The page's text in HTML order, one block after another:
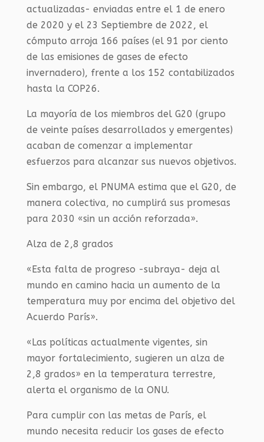
actualizadas- enviadas entre el 1 de enero
de 2020 y el 23 Septiembre de 2022, el
cómputo arroja 166 países (el 91 por ciento
de las emisiones de gases de efecto
invernadero), frente a los 152 contabilizados
hasta la COP26.
La mayoría de los miembros del G20 (grupo
de veinte países desarrollados y emergentes)
acaban de comenzar a implementar
esfuerzos para alcanzar sus nuevos objetivos.
Sin embargo, el PNUMA estima que el G20, de
manera colectiva, no cumplirá sus promesas
para 2030 «sin un acción reforzada».
Alza de 2,8 grados
«Esta falta de progreso -subraya- deja al
mundo en camino hacia un aumento de la
temperatura muy por encima del objetivo del
Acuerdo París».
«Las políticas actualmente vigentes, sin
mayor fortalecimiento, sugieren un alza de
2,8 grados» en la temperatura terrestre,
alerta el organismo de la ONU.
Para cumplir con las metas de París, el
mundo necesita reducir los gases de efecto